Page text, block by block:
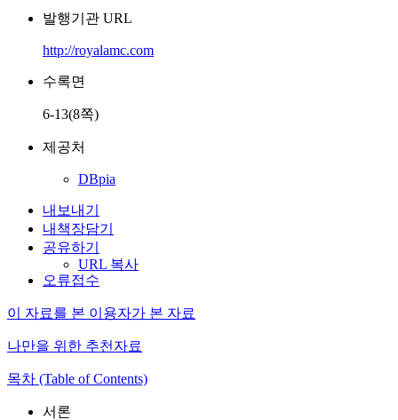
발행기관 URL
http://royalamc.com
수록면
6-13(8쪽)
제공처
DBpia
내보내기
내책장담기
공유하기
URL 복사
오류접수
이 자료를 본 이용자가 본 자료
나만을 위한 추천자료
목차 (Table of Contents)
서론